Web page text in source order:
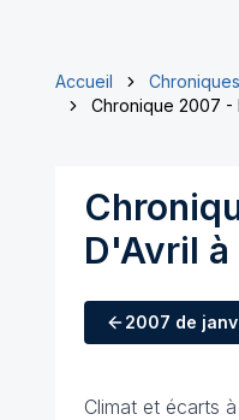
Accueil
Chroniques
Chronique 2007 -
D'Avril à
2007 de
Climat et écarts